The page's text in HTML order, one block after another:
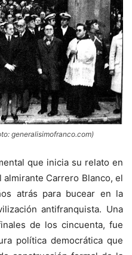
generalisimofranco.com)
que inicia su relato en
Carrero Blanco, el
atrás para bucear en la
antifranquista. Una
de los cincuenta, fue
política democrática que